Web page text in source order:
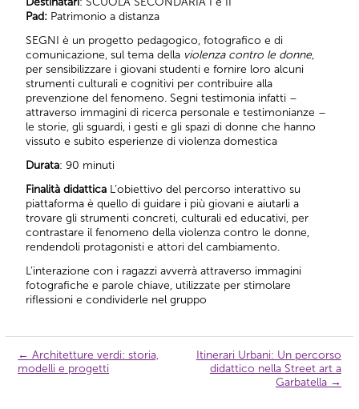
Pad: Patrimonio a distanza
SEGNI è un progetto pedagogico, fotografico e di
comunicazione, sul tema della violenza contro le donne,
per sensibilizzare i giovani studenti e fornire loro alcuni
strumenti culturali e cognitivi per contribuire alla
prevenzione del fenomeno. Segni testimonia infatti –
attraverso immagini di ricerca personale e testimonianze –
le storie, gli sguardi, i gesti e gli spazi di donne che hanno
vissuto e subito esperienze di violenza domestica
Durata: 90 minuti
Finalità didattica L’obiettivo del percorso interattivo su
piattaforma è quello di guidare i più giovani e aiutarli a
trovare gli strumenti concreti, culturali ed educativi, per
contrastare il fenomeno della violenza contro le donne,
rendendoli protagonisti e attori del cambiamento.
L’interazione con i ragazzi avverrà attraverso immagini
fotografiche e parole chiave, utilizzate per stimolare
riflessioni e condividerle nel gruppo
Navigazione
← Architetture verdi: storia,
modelli e progetti
Itinerari Urbani: Un percorso
didattico nella Street art a
Garbatella →